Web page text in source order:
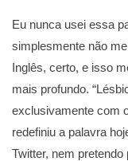
Eu nunca usei essa
simplesmente não
Inglês, certo, e isso
mais profundo.
exclusivamente com
redefiniu a palavra
Twitter, nem pretendo